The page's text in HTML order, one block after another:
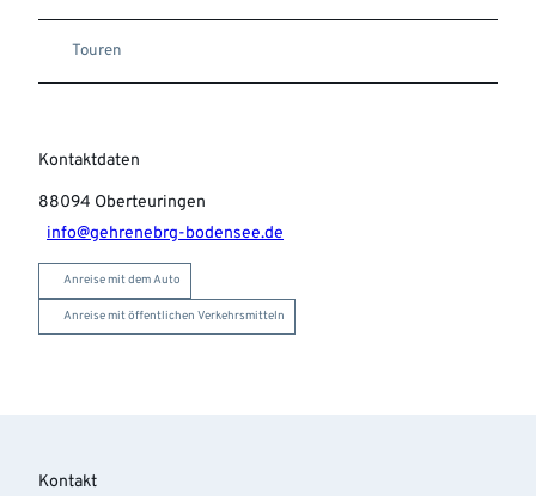
Touren
Kontaktdaten
88094 Oberteuringen
info@gehrenebrg-bodensee.de
Anreise mit dem Auto
Anreise mit öffentlichen Verkehrsmitteln
Kontakt